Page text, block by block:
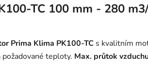
TC 100 mm - 280
Prima Klima PK100-TC s kvalitním
teploty. Max. průtok